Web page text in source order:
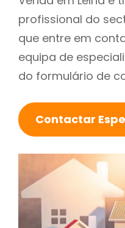
profissional do
que entre em
equipa de
do formulário de
Contactar